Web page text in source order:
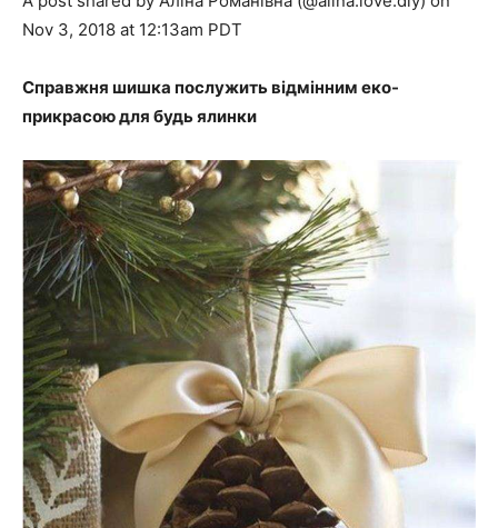
Nov 3, 2018 at 12:13am PDT
Справжня шишка послужить відмінним еко-
прикрасою для будь ялинки